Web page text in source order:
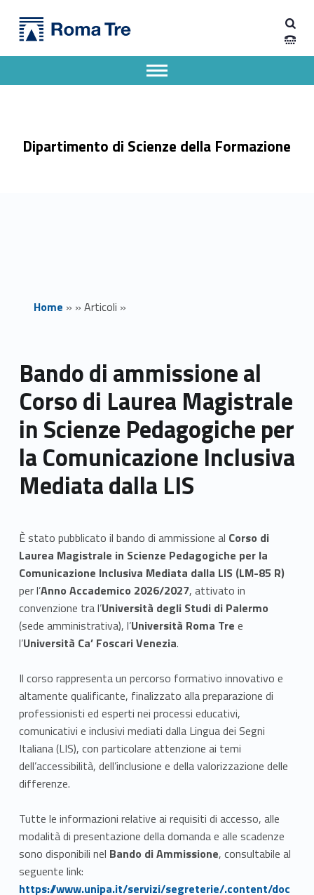
Bando di ammissione al Corso di Laurea Magistrale in Scienze Pedagogiche per la Comunicazione Inclusiva Mediata dalla LIS - Dipartimento di Scienze della Formazione
Dipartimento di Scienze della Formazione dell'Università degli Studi Roma Tre
Dipartimento di Scienze della Formazione
Apri il menu secondario
Header info sidebar
Home » » Articoli »
Bando di ammissione al
Corso di Laurea Magistrale
in Scienze Pedagogiche per
la Comunicazione Inclusiva
Mediata dalla LIS
È stato pubblicato il bando di ammissione al Corso di
Laurea Magistrale in Scienze Pedagogiche per la
Comunicazione Inclusiva Mediata dalla LIS (LM-85 R)
per l’Anno Accademico 2026/2027, attivato in
convenzione tra l’Università degli Studi di Palermo
(sede amministrativa), l’Università Roma Tre e
l’Università Ca’ Foscari Venezia.
Il corso rappresenta un percorso formativo innovativo e
altamente qualificante, finalizzato alla preparazione di
professionisti ed esperti nei processi educativi,
comunicativi e inclusivi mediati dalla Lingua dei Segni
Italiana (LIS), con particolare attenzione ai temi
dell’accessibilità, dell’inclusione e della valorizzazione delle
differenze.
Tutte le informazioni relative ai requisiti di accesso, alle
modalità di presentazione della domanda e alle scadenze
sono disponibili nel Bando di Ammissione, consultabile al
seguente link:
Link identifier #identifier__170623-1https://www.unipa.it/servizi/segreterie/.content/doc